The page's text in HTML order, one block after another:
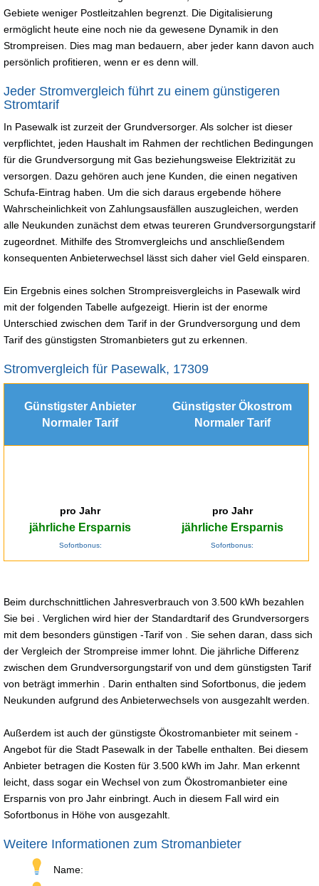
Gebiete weniger Postleitzahlen begrenzt. Die Digitalisierung
ermöglicht heute eine noch nie da gewesene Dynamik in den
Strompreisen. Dies mag man bedauern, aber jeder kann davon auch
persönlich profitieren, wenn er es denn will.
Jeder Stromvergleich führt zu einem günstigeren
Stromtarif
In Pasewalk ist zurzeit der Grundversorger. Als solcher ist dieser
verpflichtet, jeden Haushalt im Rahmen der rechtlichen Bedingungen
für die Grundversorgung mit Gas beziehungsweise Elektrizität zu
versorgen. Dazu gehören auch jene Kunden, die einen negativen
Schufa-Eintrag haben. Um die sich daraus ergebende höhere
Wahrscheinlichkeit von Zahlungsausfällen auszugleichen, werden
alle Neukunden zunächst dem etwas teureren Grundversorgungstarif
zugeordnet. Mithilfe des Stromvergleichs und anschließendem
konsequenten Anbieterwechsel lässt sich daher viel Geld einsparen.
Ein Ergebnis eines solchen Strompreisvergleichs in Pasewalk wird
mit der folgenden Tabelle aufgezeigt. Hierin ist der enorme
Unterschied zwischen dem Tarif in der Grundversorgung und dem
Tarif des günstigsten Stromanbieters gut zu erkennen.
Stromvergleich für Pasewalk, 17309
Günstigster Anbieter
Normaler Tarif
Günstigster Ökostrom
Normaler Tarif
pro Jahr
jährliche Ersparnis
Sofortbonus:
pro Jahr
jährliche Ersparnis
Sofortbonus:
Beim durchschnittlichen Jahresverbrauch von 3.500 kWh bezahlen
Sie bei . Verglichen wird hier der Standardtarif des Grundversorgers
mit dem besonders günstigen -Tarif von . Sie sehen daran, dass sich
der Vergleich der Strompreise immer lohnt. Die jährliche Differenz
zwischen dem Grundversorgungstarif von und dem günstigsten Tarif
von beträgt immerhin . Darin enthalten sind Sofortbonus, die jedem
Neukunden aufgrund des Anbieterwechsels von ausgezahlt werden.
Außerdem ist auch der günstigste Ökostromanbieter mit seinem -
Angebot für die Stadt Pasewalk in der Tabelle enthalten. Bei diesem
Anbieter betragen die Kosten für 3.500 kWh im Jahr. Man erkennt
leicht, dass sogar ein Wechsel von zum Ökostromanbieter eine
Ersparnis von pro Jahr einbringt. Auch in diesem Fall wird ein
Sofortbonus in Höhe von ausgezahlt.
Weitere Informationen zum Stromanbieter
Name: